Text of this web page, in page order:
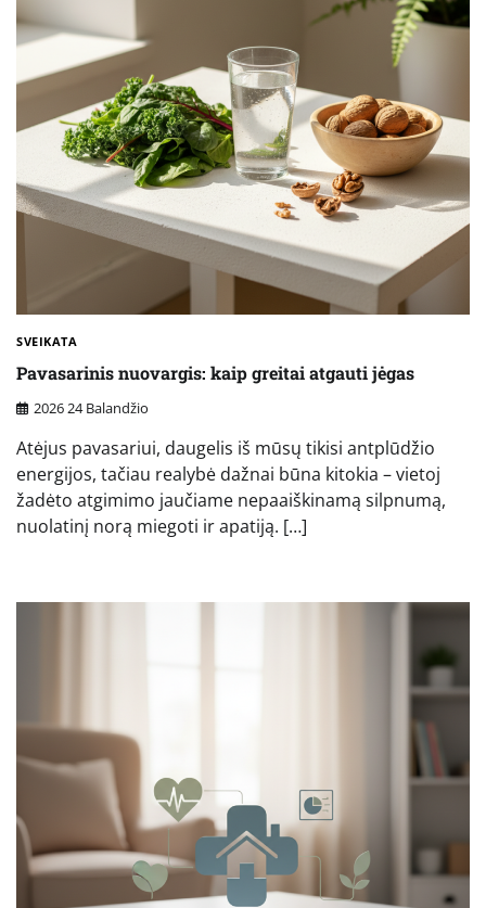
SVEIKATA
Pavasarinis nuovargis: kaip greitai atgauti jėgas
2026 24 Balandžio
Atėjus pavasariui, daugelis iš mūsų tikisi antplūdžio
energijos, tačiau realybė dažnai būna kitokia – vietoj
žadėto atgimimo jaučiame nepaaiškinamą silpnumą,
nuolatinį norą miegoti ir apatiją. […]